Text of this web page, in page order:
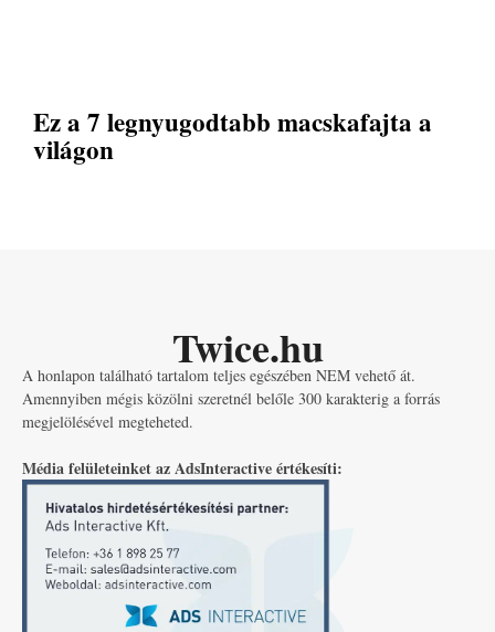
Ez a 7 legnyugodtabb macskafajta a
világon
Twice.hu
A honlapon található tartalom teljes egészében NEM vehető át.
Amennyiben mégis közölni szeretnél belőle 300 karakterig a forrás
megjelölésével megteheted.
Média felületeinket az AdsInteractive értékesíti: